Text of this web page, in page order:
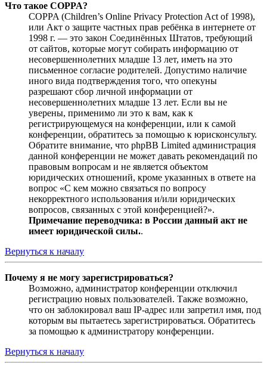
Что такое COPPA?
COPPA (Children’s Online Privacy Protection Act of 1998),
или Акт о защите частных прав ребёнка в интернете от
1998 г. — это закон Соединённых Штатов, требующий
от сайтов, которые могут собирать информацию от
несовершеннолетних младше 13 лет, иметь на это
письменное согласие родителей. Допустимо наличие
иного вида подтверждения того, что опекуны
разрешают сбор личной информации от
несовершеннолетних младше 13 лет. Если вы не
уверены, применимо ли это к вам, как к
регистрирующемуся на конференции, или к самой
конференции, обратитесь за помощью к юрисконсульту.
Обратите внимание, что phpBB Limited администрация
данной конференции не может давать рекомендаций по
правовым вопросам и не является объектом
юридических отношений, кроме указанных в ответе на
вопрос «С кем можно связаться по вопросу
некорректного использования и/или юридических
вопросов, связанных с этой конференцией?».
Примечание переводчика: в России данный акт не
имеет юридической силы..
Вернуться к началу
Почему я не могу зарегистрироваться?
Возможно, администратор конференции отключил
регистрацию новых пользователей. Также возможно,
что он заблокировал ваш IP-адрес или запретил имя, под
которым вы пытаетесь зарегистрироваться. Обратитесь
за помощью к администратору конференции.
Вернуться к началу